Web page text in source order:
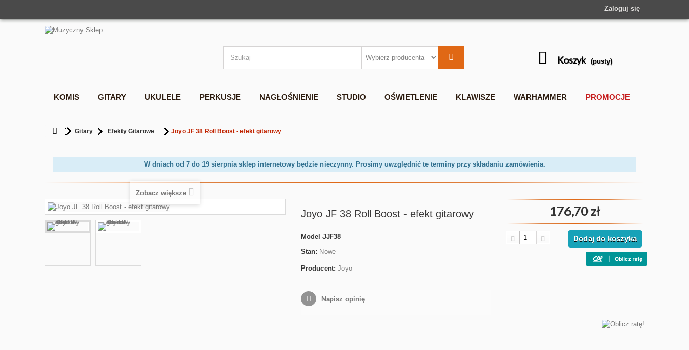
Zaloguj się
Koszyk (pusty)
KOMIS GITARY UKULELE PERKUSJE NAGŁOŚNIENIE STUDIO OŚWIETLENIE KLAWISZE WARHAMMER PROMOCJE
Gitary Efekty Gitarowe Joyo JF 38 Roll Boost - efekt gitarowy
W dniach od 7 do 19 sierpnia sklep internetowy będzie nieczynny. Prosimy uwzględnić te terminy przy składaniu zamówienia.
Zobacz większe
Joyo JF 38 Roll Boost - efekt gitarowy
Model JJF38
Stan: Nowe
Producent: Joyo
Napisz opinię
176,70 zł
Dodaj do koszyka